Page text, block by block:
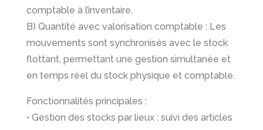
comptable à l’inventaire.
B) Quantité avec valorisation comptable : Les
mouvements sont synchronisés avec le stock
flottant, permettant une gestion simultanée et
en temps réel du stock physique et comptable.
Fonctionnalités principales :
• Gestion des stocks par lieux : suivi des articles